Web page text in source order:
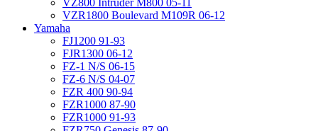
VZR1800 Boulevard M109R 06-12
Yamaha
FJ1200 91-93
FJR1300 06-12
FZ-1 N/S 06-15
FZ-6 N/S 04-07
FZR 400 90-94
FZR1000 87-90
FZR1000 91-93